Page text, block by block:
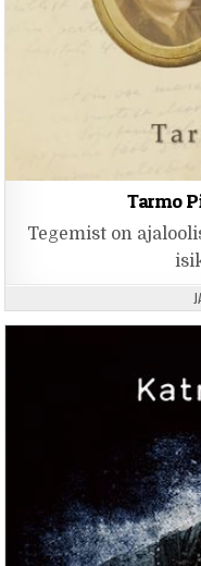
Tarmo
Tegemist on